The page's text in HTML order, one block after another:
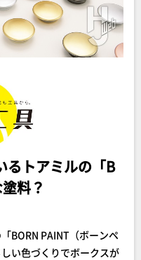
るトアミルの「B
料？
BORN PAINT（ボーンペ
い色づくりでボークスが